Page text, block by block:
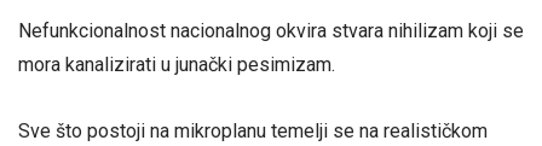
Nefunkcionalnost nacionalnog okvira stvara nihilizam koji se
mora kanalizirati u junački pesimizam.
Sve što postoji na mikroplanu temelji se na realističkom